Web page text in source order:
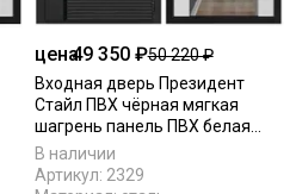
цена49 350 ₽50 220 ₽
Входная дверь Президент
Стайл ПВХ чёрная мягкая
шагрень панель ПВХ белая
мягкая шагрень с зеркалом
В наличии
Артикул: 2329